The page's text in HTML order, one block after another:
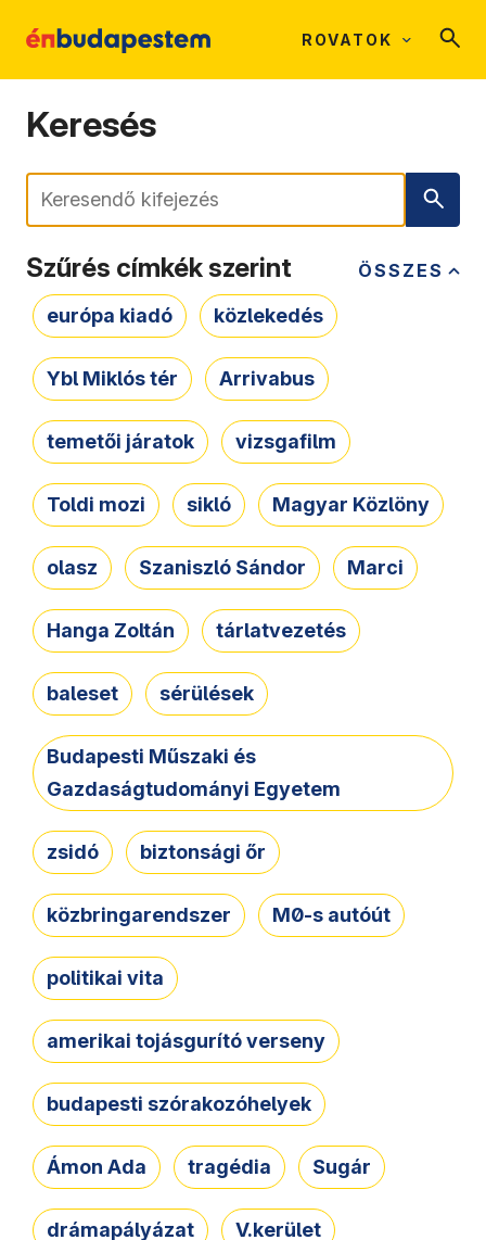
ROVATOK
Keresés
Keresés
ÖSSZES
Szűrés címkék szerint
európa kiadó közlekedés
Ybl Miklós tér Arrivabus
temetői járatok vizsgafilm
Toldi mozi sikló Magyar Közlöny
olasz Szaniszló Sándor Marci
Hanga Zoltán tárlatvezetés
baleset sérülések
Budapesti Műszaki és
Gazdaságtudományi Egyetem
zsidó biztonsági őr
közbringarendszer M0-s autóút
politikai vita
amerikai tojásgurító verseny
budapesti szórakozóhelyek
Ámon Ada tragédia Sugár
drámapályázat V.kerület